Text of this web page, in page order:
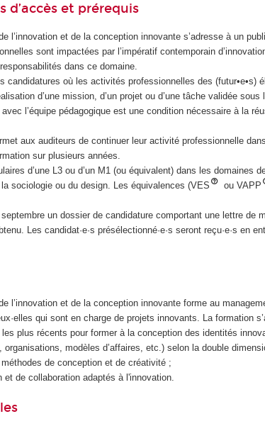
d’accès et prérequis
l’innovation et de la conception innovante s’adresse à un
sont impactées par l’impératif contemporain
dans ce domaine.
candidatures où les activités professionnelles des (futur•e•s)
d’une mission, d’un projet ou d’une tâche validée sous
l’équipe pédagogique est une condition nécessaire à la
aux auditeurs de continuer leur activité professionnelle
sur plusieurs années.
d’une L3 ou d’un M1 (ou équivalent) dans les domaines
sociologie ou du design. Les équivalences (VES
ou VAPP
un dossier de candidature comportant une lettre de
Les candidat·e·s présélectionné·e·s seront reçu·e·s en
l’innovation et de la conception innovante forme au
qui sont en charge de projets innovants. La formation
plus récents pour former à la conception des identités
modèles d’affaires, etc.) selon la double
de conception et de créativité ;
et de collaboration adaptés à l'innovation.